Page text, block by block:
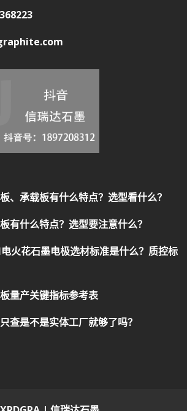
、承载板有什么特点？选型看什么？
有什么特点？选型要注意什么？
火花石墨电极选材标准是什么？质控标
量产关键指标参考表
查是不是实体工厂就够了吗？